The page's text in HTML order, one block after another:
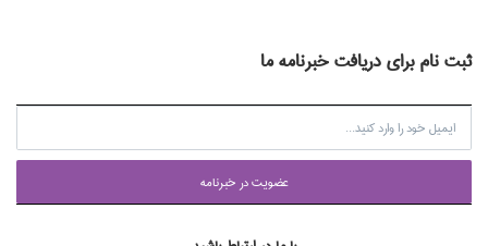
ثبت نام برای دریافت خبرنامه ما
عضويت در خبرنامه